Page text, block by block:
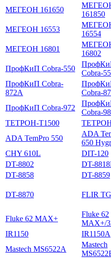
МЕГЕОН 161650
161850
МЕГЕОН 16553
16554
МЕГЕОН 16801
16802
ПрофКиП Cobra-550
Cobra-
ПрофКиП Cobra-
872A
Cobra-
ПрофКиП Cobra-972
Cobra-
ТЕТРОН-Т1500
ADA TemPro 550
ADA
650
CHY 610L
DIT-120
DT-8802
DT-
DT-8858
DT-8859
DT-8870 FLIR
Fluke 62 MAX+
Fluke 62
MAX+/
IR1150
IR1150A
Mastech MS6522A
Mastech